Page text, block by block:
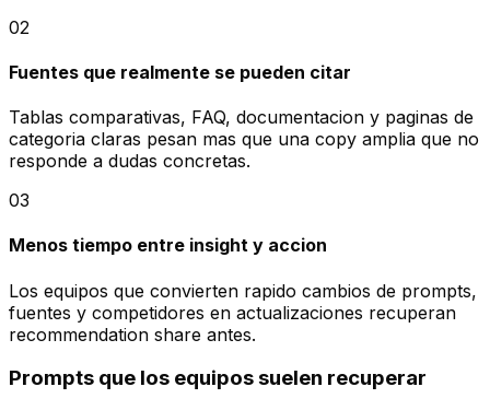
02
Fuentes que realmente se pueden citar
Tablas comparativas, FAQ, documentacion y paginas de
categoria claras pesan mas que una copy amplia que no
responde a dudas concretas.
03
Menos tiempo entre insight y accion
Los equipos que convierten rapido cambios de prompts,
fuentes y competidores en actualizaciones recuperan
recommendation share antes.
Prompts que los equipos suelen recuperar